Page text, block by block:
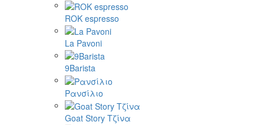
ROK espresso
La Pavoni
9Barista
Ρανσίλιο
Goat Story Τζίνα